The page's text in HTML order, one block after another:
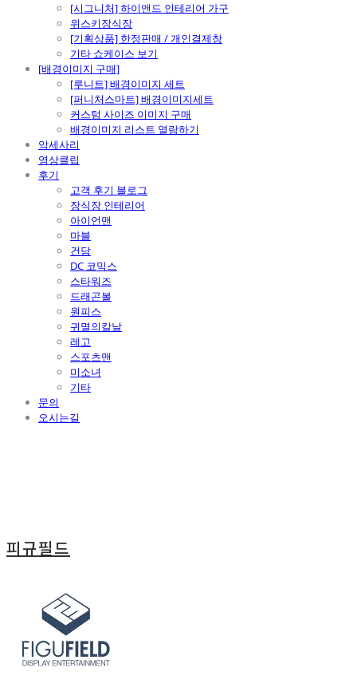
[시그니처] 하이앤드 인테리어 가구
위스키장식장
[기획상품] 한정판매 / 개인결제창
기타 쇼케이스 보기
[배경이미지 구매]
[루니트] 배경이미지 세트
[퍼니처스마트] 배경이미지세트
커스텀 사이즈 이미지 구매
배경이미지 리스트 열람하기
악세사리
영상클립
후기
고객 후기 블로그
장식장 인테리어
아이언맨
마블
건담
DC 코믹스
스타워즈
드래곤볼
원피스
귀멸의칼날
레고
스포츠맨
미소녀
기타
문의
오시는길
피규필드